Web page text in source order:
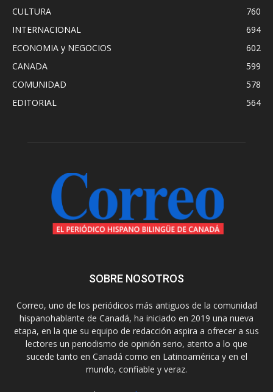
CULTURA
760
INTERNACIONAL
694
ECONOMIA y NEGOCIOS
602
CANADA
599
COMUNIDAD
578
EDITORIAL
564
SOBRE NOSOTROS
Correo, uno de los periódicos más antiguos de la comunidad
hispanohablante de Canadá, ha iniciado en 2019 una nueva
etapa, en la que su equipo de redacción aspira a ofrecer a sus
lectores un periodismo de opinión serio, atento a lo que
sucede tanto en Canadá como en Latinoamérica y en el
mundo, confiable y veraz.